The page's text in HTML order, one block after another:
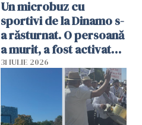
Un microbuz cu
sportivi de la Dinamo s-
a răsturnat. O persoană
a murit, a fost activat
planul roșu de
31 IULIE 2026